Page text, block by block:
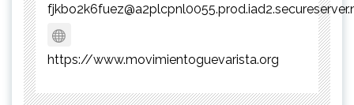
https://www.movimientoguevarista.org